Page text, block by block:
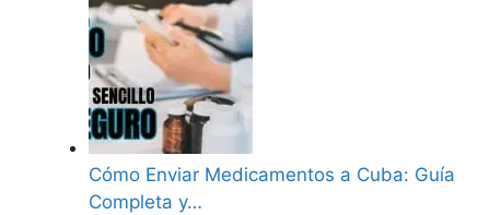
Cómo Enviar Medicamentos a Cuba: Guía
Completa y…